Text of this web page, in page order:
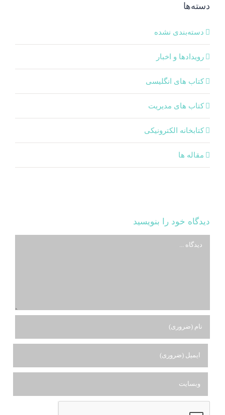
دسته‌ها
دسته‌بندی نشده
رویدادها و اخبار
کتاب های انگلیسی
کتاب های مدیریت
کتابخانه الکترونیکی
مقاله ها
دیدگاه خود را بنویسید
دیدگاه